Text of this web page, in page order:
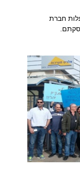
חברת